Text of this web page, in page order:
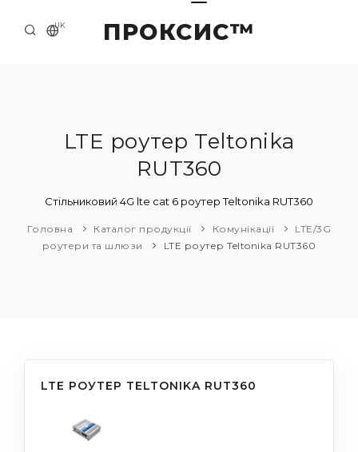
ПРОКСИС™
UK
ПРО НАС
ПРИКЛАДИ ТА РІШЕННЯ
КАТАЛОГ ПРОДУКЦІЇ
НОВИНИ
LTE роутер Teltonika
RUT360
Стільниковий 4G lte cat 6 роутер Teltonika RUT360
Головна Каталог продукції Комунікації
LTE/3G
роутери та шлюзи
LTE роутер Teltonika RUT360
LTE РОУТЕР TELTONIKA RUT360